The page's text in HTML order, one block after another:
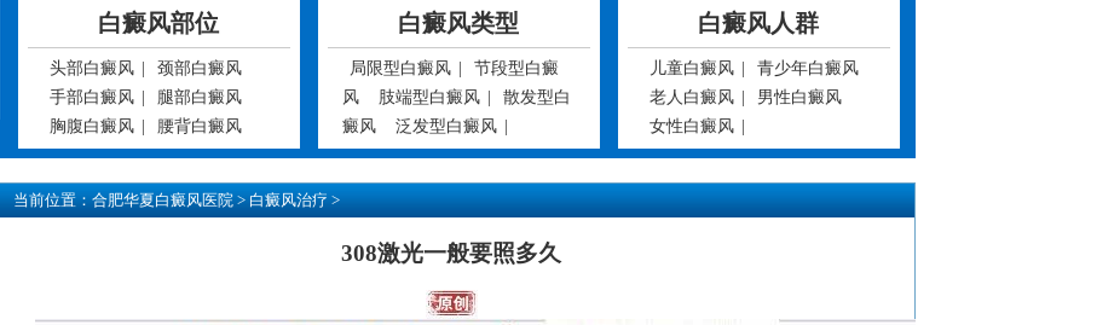
白癜风部位
头部白癜风
颈部白癜风
手部白癜风
腿部白癜风
胸腹白癜风
腰背白癜风
白癜风类型
局限型白癜风
节段型白癜
风
肢端型白癜风
散发型白
癜风
泛发型白癜风
白癜风人群
儿童白癜风
青少年白癜风
老人白癜风
男性白癜风
女性白癜风
当前位置：合肥华夏白癜风医院>白癜风治疗>
308激光一般要照多久